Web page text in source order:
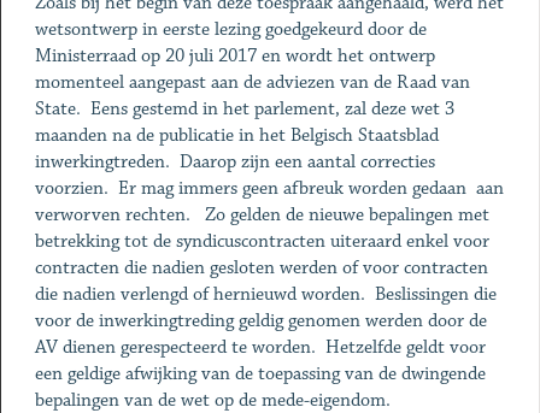
wetsontwerp in eerste lezing goedgekeurd door de
Ministerraad op 20 juli 2017 en wordt het ontwerp
momenteel aangepast aan de adviezen van de Raad van
State. Eens gestemd in het parlement, zal deze wet 3
maanden na de publicatie in het Belgisch Staatsblad
inwerkingtreden. Daarop zijn een aantal correcties
voorzien. Er mag immers geen afbreuk worden gedaan aan
verworven rechten. Zo gelden de nieuwe bepalingen met
betrekking tot de syndicuscontracten uiteraard enkel voor
contracten die nadien gesloten werden of voor contracten
die nadien verlengd of hernieuwd worden. Beslissingen die
voor de inwerkingtreding geldig genomen werden door de
AV dienen gerespecteerd te worden. Hetzelfde geldt voor
een geldige afwijking van de toepassing van de dwingende
bepalingen van de wet op de mede-eigendom.